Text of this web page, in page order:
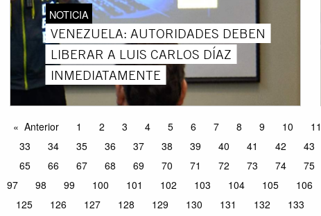
NOTICIA
VENEZUELA: AUTORIDADES DEBEN
LIBERAR A LUIS CARLOS DÍAZ
INMEDIATAMENTE
Anterior 1 2 3 4 5 6 7 8 9 10 11
33
34 35 36 37 38 39 40 41 42 43
65
66 67 68 69 70 71 72 73 74 75
97
98 99 100 101 102 103 104 105 106
125
126 127 128 129 130 131 132 133